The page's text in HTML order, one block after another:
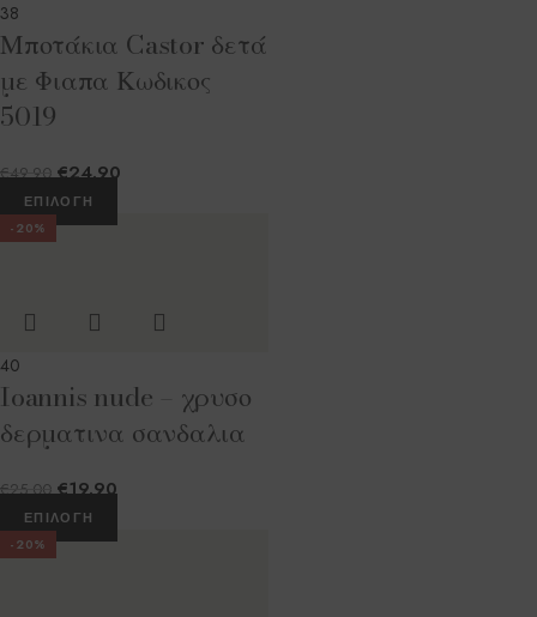
38
Μποτάκια Castor δετά
με Φιαπα Κωδικος
5019
€49.90 €24.90
ΕΠΙΛΟΓΉ
-20%
40
Ioannis nude – χρυσο
δερματινα σανδαλια
€25.00 €19.90
ΕΠΙΛΟΓΉ
-20%